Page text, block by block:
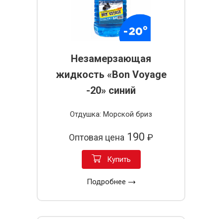
Незамерзающая
жидкость «Bon Voyage
-20» синий
Отдушка: Морской бриз
Оптовая цена 190 ₽
Купить
Подробнее